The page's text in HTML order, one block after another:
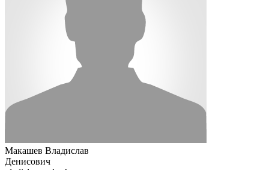
Макашев Владислав
Денисович